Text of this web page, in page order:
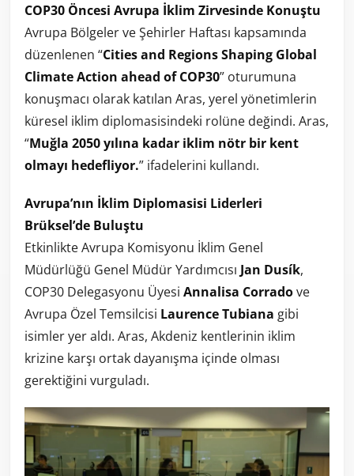
COP30 Öncesi Avrupa İklim Zirvesinde Konuştu
Avrupa Bölgeler ve Şehirler Haftası kapsamında
düzenlenen “Cities and Regions Shaping Global
Climate Action ahead of COP30” oturumuna
konuşmacı olarak katılan Aras, yerel yönetimlerin
küresel iklim diplomasisindeki rolüne değindi. Aras,
“Muğla 2050 yılına kadar iklim nötr bir kent
olmayı hedefliyor.” ifadelerini kullandı.
Avrupa’nın İklim Diplomasisi Liderleri
Brüksel’de Buluştu
Etkinlikte Avrupa Komisyonu İklim Genel
Müdürlüğü Genel Müdür Yardımcısı Jan Dusík,
COP30 Delegasyonu Üyesi Annalisa Corradove
Avrupa Özel Temsilcisi Laurence Tubiana gibi
isimler yer aldı. Aras, Akdeniz kentlerinin iklim
krizine karşı ortak dayanışma içinde olması
gerektiğini vurguladı.